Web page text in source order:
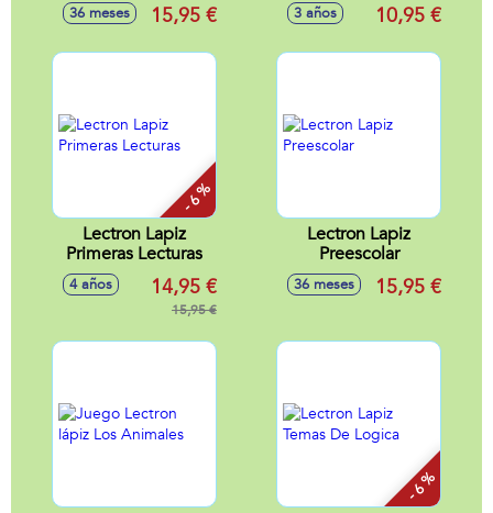
36 meses 15,95 € 3 años 10,95 €
- 6 %
Lectron Lapiz
Primeras Lecturas
4 años 14,95 €
15,95 €
Lectron Lapiz
Preescolar
36 meses 15,95 €
- 6 %